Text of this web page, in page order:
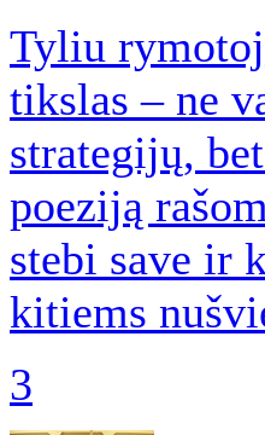
Tyliu
tikslas – ne
strategijų, bet
poeziją
stebi save ir
kitiems
3